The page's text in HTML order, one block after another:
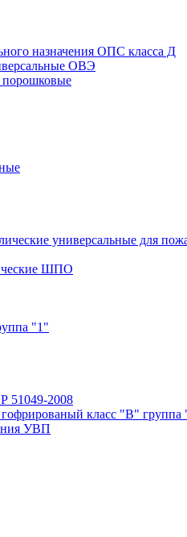
назначения ОПС класса Д
ОВЭ
универсальные для
ШПО
"1"
51049-2008
класс "В" группа
УВП